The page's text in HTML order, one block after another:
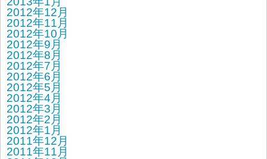
2012年12月
2012年11月
2012年10月
2012年9月
2012年8月
2012年7月
2012年6月
2012年5月
2012年4月
2012年3月
2012年2月
2012年1月
2011年12月
2011年11月